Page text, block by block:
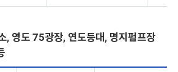
, 영도 75광장, 연도등대, 명지펌프장